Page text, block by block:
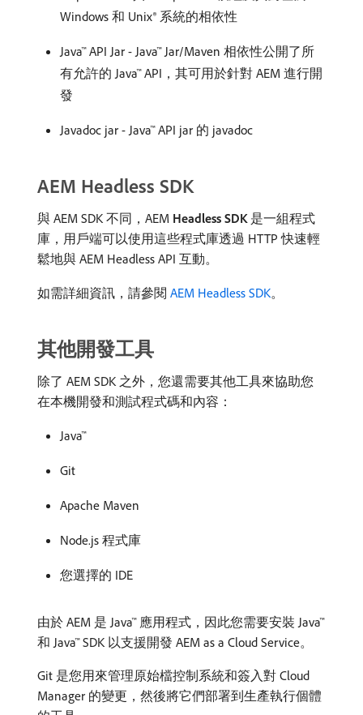
Windows 和 Unix® 系統的相依性
Java™ API Jar - Java™ Jar/Maven 相依性公開了所
有允許的 Java™ API，其可用於針對 AEM 進行開
發
Javadoc jar - Java™ API jar 的 javadoc
AEM Headless SDK
與 AEM SDK 不同，AEM Headless SDK是一組程式
庫，用戶端可以使用這些程式庫透過 HTTP 快速輕
鬆地與 AEM Headless API 互動。
如需詳細資訊，請參閱 AEM Headless SDK。
其他開發工具
除了 AEM SDK 之外，您還需要其他工具來協助您
在本機開發和測試程式碼和內容：
Java™
Git
Apache Maven
Node.js 程式庫
您選擇的 IDE
由於 AEM 是 Java™ 應用程式，因此您需要安裝 Java™
和 Java™ SDK 以支援開發 AEM as a Cloud Service。
Git 是您用來管理原始檔控制系統和簽入對 Cloud
Manager 的變更，然後將它們部署到生產執行個體